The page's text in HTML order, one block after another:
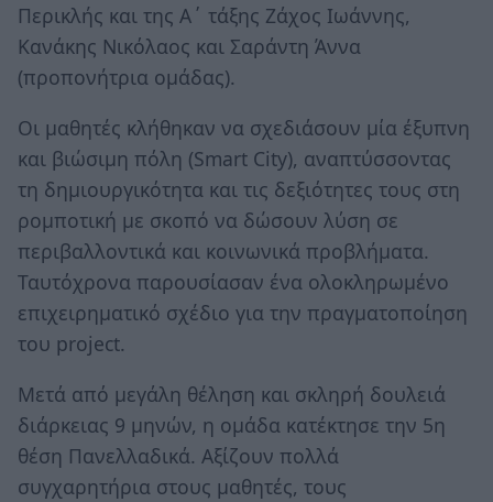
Περικλής και της Α΄ τάξης Ζάχος Ιωάννης,
Κανάκης Νικόλαος και Σαράντη Άννα
(προπονήτρια ομάδας).
Οι μαθητές κλήθηκαν να σχεδιάσουν μία έξυπνη
και βιώσιμη πόλη (Smart City), αναπτύσσοντας
τη δημιουργικότητα και τις δεξιότητες τους στη
ρομποτική με σκοπό να δώσουν λύση σε
περιβαλλοντικά και κοινωνικά προβλήματα.
Ταυτόχρονα παρουσίασαν ένα ολοκληρωμένο
επιχειρηματικό σχέδιο για την πραγματοποίηση
του project.
Μετά από μεγάλη θέληση και σκληρή δουλειά
διάρκειας 9 μηνών, η ομάδα κατέκτησε την 5η
θέση Πανελλαδικά. Αξίζουν πολλά
συγχαρητήρια στους μαθητές, τους